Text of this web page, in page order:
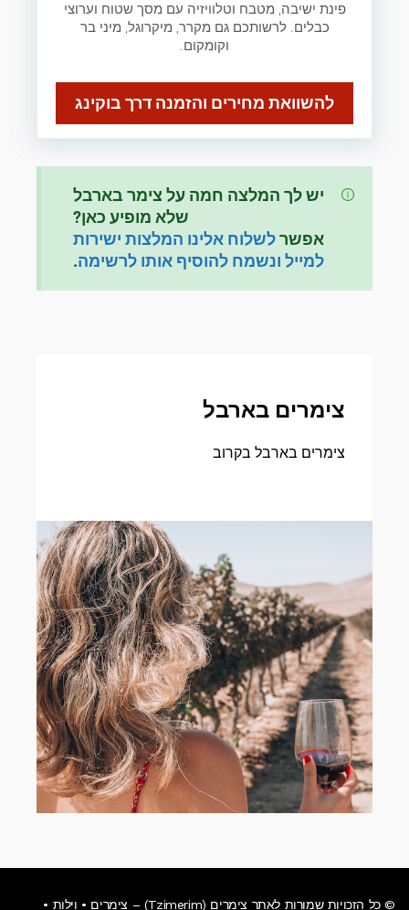
פינת ישיבה, מטבח וטלוויזיה עם מסך שטוח וערוצי
כבלים. לרשותכם גם מקרר, מיקרוגל, מיני בר
וקומקום.
להשוואת מחירים והזמנה דרך בוקינג
יש לך המלצה חמה על צימר בארבל
שלא מופיע כאן?
אפשרלשלוח אלינו המלצות ישירות
למייל ונשמח להוסיף אותו לרשימה.
צימרים בארבל
צימרים בארבל בקרוב
© כל הזכויות שמורות לאתר צימרים (Tzimerim) – צימרים • וילות •